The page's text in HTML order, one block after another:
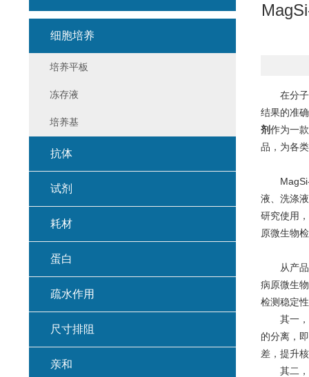
在分子诊
结果的准
剂作为一
品，为各
MagSi-
液、洗涤
研究使用
原微生物
从产品归
病原微生
检测稳定
其一，强
的分离，
差，提升
其二，室
细胞培养
培养平板
冻存液
培养基
抗体
试剂
耗材
蛋白
疏水作用
尺寸排阻
亲和